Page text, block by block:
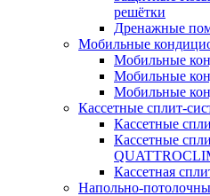
решётки
Дренажные
Мобильные
Мобильные
Мобильные
Мобильные
Кассетные сплит-
Кассетные
Кассетные
Кассетная
Напольно-